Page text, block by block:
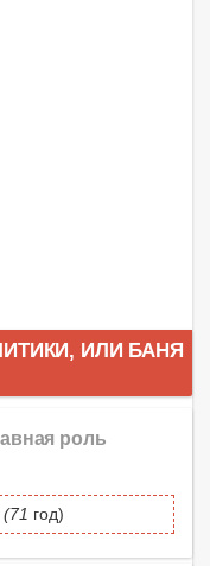
ИЛИ БАНЯ
роль
(71 год)